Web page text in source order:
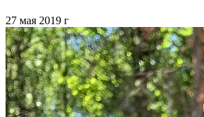
27 мая 2019 г